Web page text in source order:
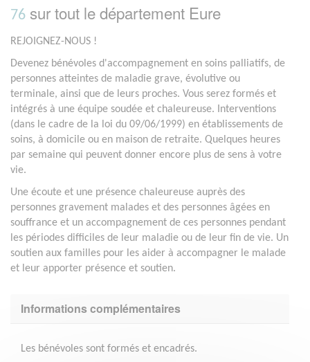
76 sur tout le département Eure
REJOIGNEZ-NOUS !
Devenez bénévoles d'accompagnement en soins palliatifs, de
personnes atteintes de maladie grave, évolutive ou
terminale, ainsi que de leurs proches. Vous serez formés et
intégrés à une équipe soudée et chaleureuse. Interventions
(dans le cadre de la loi du 09/06/1999) en établissements de
soins, à domicile ou en maison de retraite. Quelques heures
par semaine qui peuvent donner encore plus de sens à votre
vie.
Une écoute et une présence chaleureuse auprès des
personnes gravement malades et des personnes âgées en
souffrance et un accompagnement de ces personnes pendant
les périodes difficiles de leur maladie ou de leur fin de vie. Un
soutien aux familles pour les aider à accompagner le malade
et leur apporter présence et soutien.
Informations complémentaires
Les bénévoles sont formés et encadrés.